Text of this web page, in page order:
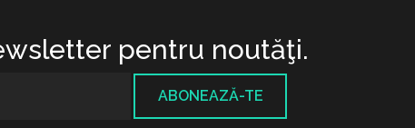
pentru noutăţi.
ABONEAZĂ-TE